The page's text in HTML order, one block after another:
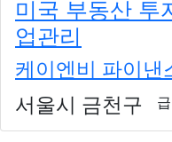
미국 부동산 투
업관리
케이엔비 파이낸
서울시 금천구